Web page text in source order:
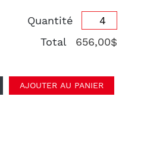
Quantité
Total
656,00$
AJOUTER AU PANIER